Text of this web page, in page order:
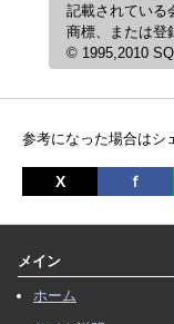
記載されている
商標、または登
© 1995,2010
参考になった場合はシ
X ｆ
メイン
ホーム